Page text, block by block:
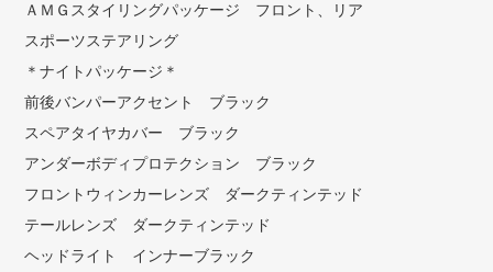
ＡＭＧスタイリングパッケージ フロント、リア
スポーツステアリング
＊ナイトパッケージ＊
前後バンパーアクセント ブラック
スペアタイヤカバー ブラック
アンダーボディプロテクション ブラック
フロントウィンカーレンズ ダークティンテッド
テールレンズ ダークティンテッド
ヘッドライト インナーブラック